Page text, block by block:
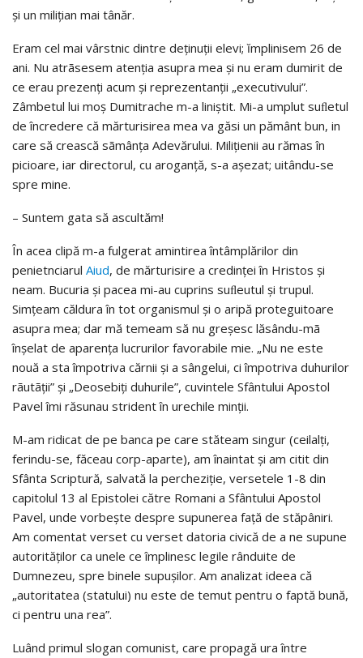
şi un miliţian mai tânăr.
Eram cel mai vârstnic dintre deţinuţii elevi; ĭmplinisem 26 de
ani. Nu atrãsesem atenţia asupra mea şi nu eram dumirit de
ce erau prezenţi acum şi reprezentanţii „executivului”.
Zâmbetul lui moş Dumitrache m-a liniştit. Mi-a umplut suﬂetul
de încredere că mărturisirea mea va găsi un pământ bun, in
care să crească sãmânţa Adevărului. Miliţienii au rămas în
picioare, iar directorul, cu aroganţă, s-a aşezat; uitându-se
spre mine.
– Suntem gata să ascultăm!
În acea clipă m-a fulgerat amintirea întâmplărilor din
penietnciarul Aiud, de mărturisire a credinţei în Hristos şi
neam. Bucuria şi pacea mi-au cuprins suﬂeutul şi trupul.
Simţeam căldura în tot organismul şi o aripă proteguitoare
asupra mea; dar mă temeam să nu greşesc lăsându-mã
înşelat de aparenţa lucrurilor favorabile mie. „Nu ne este
nouă a sta împotriva cărnii şi a sângelui, ci împotriva duhurilor
rãutãţii” şi „Deosebiţi duhurile”, cuvintele Sfântului Apostol
Pavel îmi răsunau strident în urechile minţii.
M-am ridicat de pe banca pe care stăteam singur (ceilalţi,
ferindu-se, făceau corp-aparte), am înaintat şi am citit din
Sfânta Scriptură, salvată la percheziţie, versetele 1-8 din
capitolul 13 al Epistolei către Romani a Sfântului Apostol
Pavel, unde vorbeşte despre supunerea faţă de stăpâniri.
Am comentat verset cu verset datoria civică de a ne supune
autorităţilor ca unele ce împlinesc legile rânduite de
Dumnezeu, spre binele supuşilor. Am analizat ideea că
„autoritatea (statului) nu este de temut pentru o faptă bună,
ci pentru una rea”.
Luând primul slogan comunist, care propagă ura între